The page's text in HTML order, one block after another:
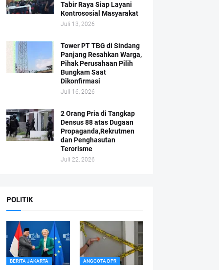
Tabir Raya Siap Layani
Kontrososial Masyarakat
Juli 13, 2026
Tower PT TBG di Sindang
Panjang Resahkan Warga,
Pihak Perusahaan Pilih
Bungkam Saat
Dikonfirmasi
Juli 16, 2026
2 Orang Pria di Tangkap
Densus 88 atas Dugaan
Propaganda,Rekrutmen
dan Penghasutan
Terorisme
Juli 22, 2026
POLITIK
BERITA JAKARTA ANGGOTA DPR